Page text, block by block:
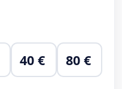
40 € 80 €